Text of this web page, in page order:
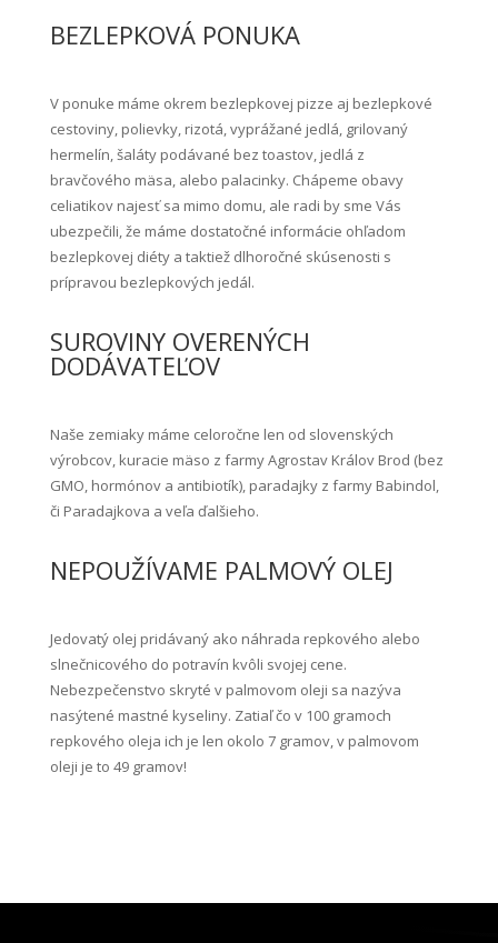
BEZLEPKOVÁ PONUKA
V ponuke máme okrem bezlepkovej pizze aj bezlepkové
cestoviny, polievky, rizotá, vyprážané jedlá, grilovaný
hermelín, šaláty podávané bez toastov, jedlá z
bravčového mäsa, alebo palacinky. Chápeme obavy
celiatikov najesť sa mimo domu, ale radi by sme Vás
ubezpečili, že máme dostatočné informácie ohľadom
bezlepkovej diéty a taktiež dlhoročné skúsenosti s
prípravou bezlepkových jedál.
SUROVINY OVERENÝCH
DODÁVATEĽOV
Naše zemiaky máme celoročne len od slovenských
výrobcov, kuracie mäso z farmy Agrostav Králov Brod (bez
GMO, hormónov a antibiotík), paradajky z farmy Babindol,
či Paradajkova a veľa ďalšieho.
NEPOUŽÍVAME PALMOVÝ OLEJ
Jedovatý olej pridávaný ako náhrada repkového alebo
slnečnicového do potravín kvôli svojej cene.
Nebezpečenstvo skryté v palmovom oleji sa nazýva
nasýtené mastné kyseliny. Zatiaľ čo v 100 gramoch
repkového oleja ich je len okolo 7 gramov, v palmovom
oleji je to 49 gramov!